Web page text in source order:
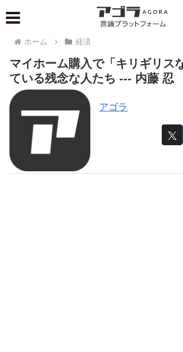
ホーム 経済
マイホーム購入で「キリギリス
ている残念な人たち --- 内藤 忍
アゴラ